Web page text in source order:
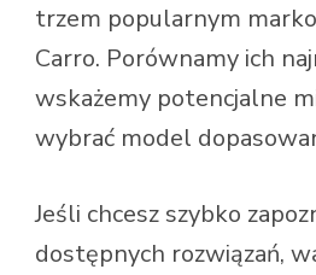
trzem popularnym
Carro. Porównamy ich
wskażemy potencjalne
wybrać model
Jeśli chcesz szybko
dostępnych rozwiązań,